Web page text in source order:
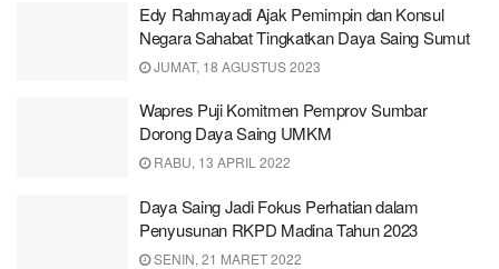
Edy Rahmayadi Ajak Pemimpin dan Konsul
Negara Sahabat Tingkatkan Daya Saing Sumut
JUMAT, 18 AGUSTUS 2023
Wapres Puji Komitmen Pemprov Sumbar
Dorong Daya Saing UMKM
RABU, 13 APRIL 2022
Daya Saing Jadi Fokus Perhatian dalam
Penyusunan RKPD Madina Tahun 2023
SENIN, 21 MARET 2022